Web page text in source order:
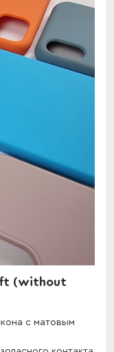
(without
с матовым